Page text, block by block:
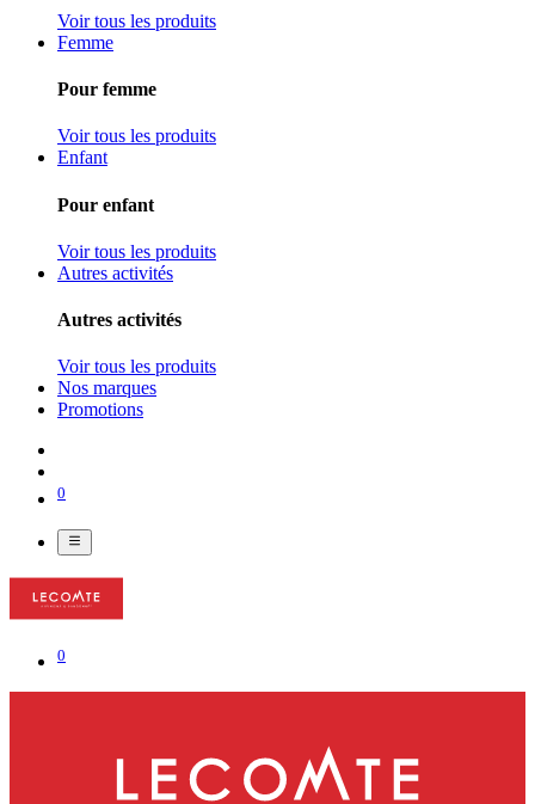
Voir tous les produits
Femme
Pour femme
Voir tous les produits
Enfant
Pour enfant
Voir tous les produits
Autres activités
Autres activités
Voir tous les produits
Nos marques
Promotions
0
0